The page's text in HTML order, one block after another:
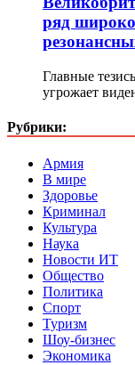
ряд
Главные
угрожает
Рубрики:
Армия
В мире
Здоровье
Криминал
Культура
Наука
Новости ИТ
Общество
Политика
Спорт
Туризм
Шоу-бизнес
Экономика